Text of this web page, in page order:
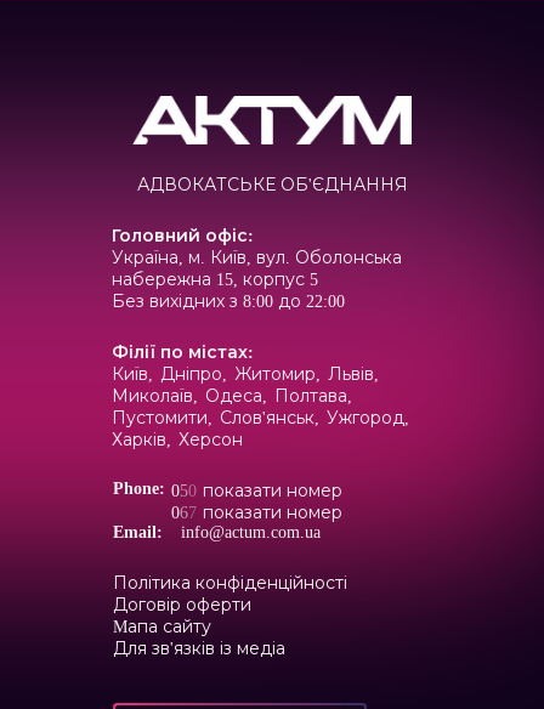
АДВОКАТСЬКЕ ОБ'ЄДНАННЯ
Головний офіс:
Україна, м. Київ, вул. Оболонська
набережна 15, корпус 5
Без вихідних з 8:00 до 22:00
Філії по містах:
Київ, Дніпро, Житомир, Львів,
Миколаїв, Одеса,
Полтава,
Пустомити, Слов'янськ, Ужгород,
Харків, Херсон
Phone: 050 показати номер
067 показати номер
Email:
info@actum.com.ua
Політика конфіденційності
Договір оферти
Mапа сайту
Для зв'язків із медіа